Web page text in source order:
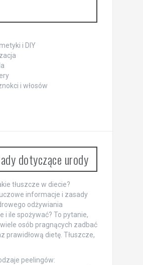
i DIY
i włosów
dotyczące urody
tłuszcze w diecie?
informacje i zasady
odżywiania
i ile spożywać? To pytanie,
osób pragnących zadbać
prawidłową dietę. Tłuszcze,
peelingów: